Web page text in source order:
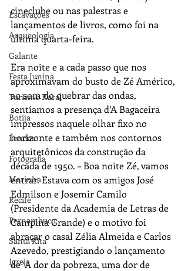
Escavações
Arqueologia
Galante
Festa Junina
Turismo Rural
Botija
Lendas
Fotografia
Marinha
Recife
Pernambuco
Santa Rita
Igreja
cineclube ou nas palestras e
lançamentos de livros, como foi na
última quarta-feira.
Era noite e a cada passo que nos
aproximavam do busto de Zé Américo,
ao som do quebrar das ondas,
sentíamos a presença d’A Bagaceira
impressos naquele olhar fixo no
horizonte e também nos contornos
arquitetônicos da construção da
década de 1950. – Boa noite Zé, vamos
entrar. Estava com os amigos José
Edmilson e Josemir Camilo
(Presidente da Academia de Letras de
Campina Grande) e o motivo foi
abraçar o casal Zélia Almeida e Carlos
Azevedo, prestigiando o lançamento
de ‘A dor da pobreza, uma dor de